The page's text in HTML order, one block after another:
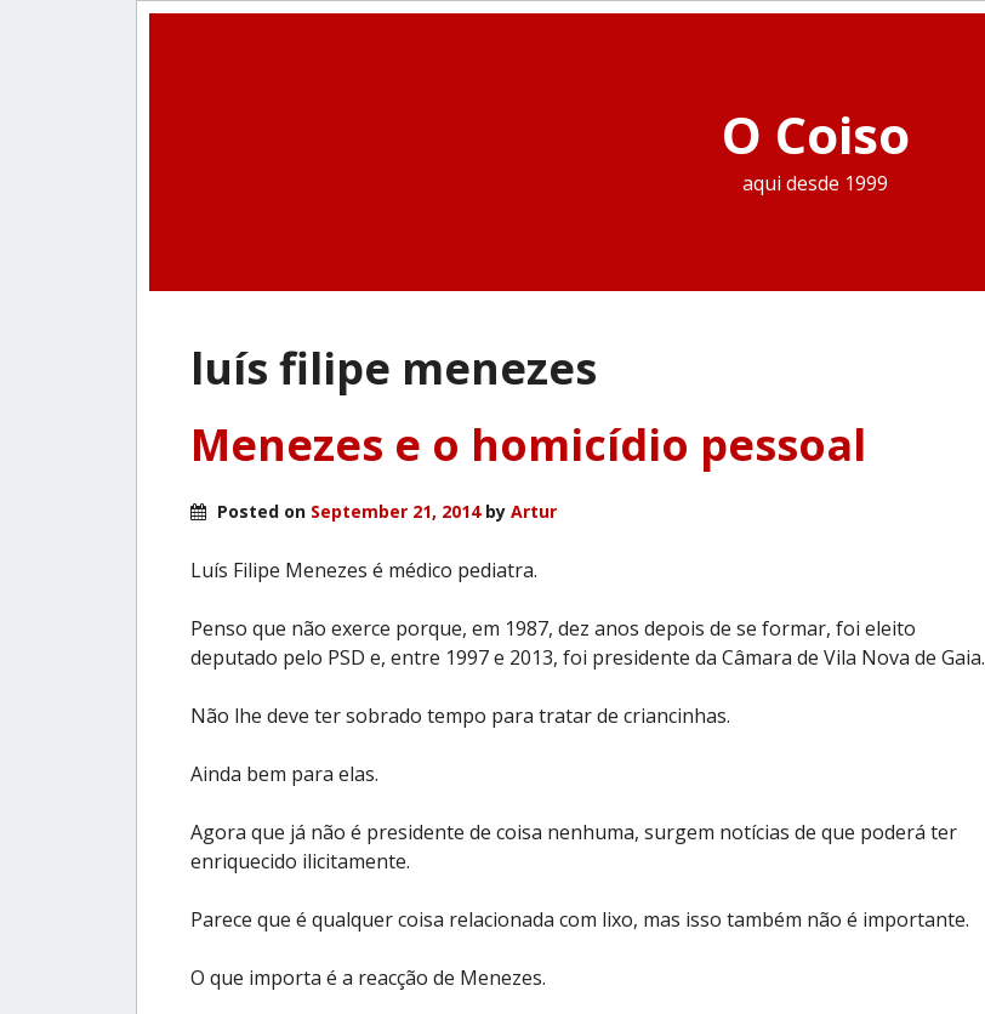
O Coiso
aqui desde 1999
luí­s filipe menezes
Menezes e o homicídio pessoal
Posted on September 21, 2014by Artur
Luís Filipe Menezes é médico pediatra.
Penso que não exerce porque, em 1987, dez anos depois de se formar, foi eleito
deputado pelo PSD e, entre 1997 e 2013, foi presidente da Câmara de Vila Nova de Gaia.
Não lhe deve ter sobrado tempo para tratar de criancinhas.
Ainda bem para elas.
Agora que já não é presidente de coisa nenhuma, surgem notícias de que poderá ter
enriquecido ilicitamente.
Parece que é qualquer coisa relacionada com lixo, mas isso também não é importante.
O que importa é a reacção de Menezes.